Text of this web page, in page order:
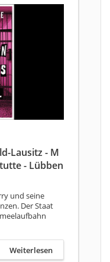
Lausitz - M
- Lübben
und seine
Der Staat
Weiterlesen